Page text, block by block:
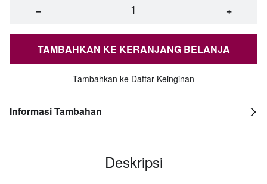
− +
TAMBAHKAN KE KERANJANG BELANJA
Tambahkan ke Daftar Keinginan
Informasi Tambahan
Deskripsi